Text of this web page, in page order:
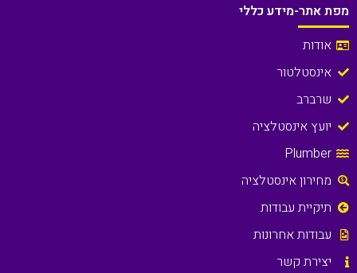
מפת אתר-מידע כללי
אודות
אינסטלטור
שרברב
יועץ אינסטלציה
Plumber
מחירון אינסטלציה
תיקיית עבודות
עבודות אחרונות
יצירת קשר